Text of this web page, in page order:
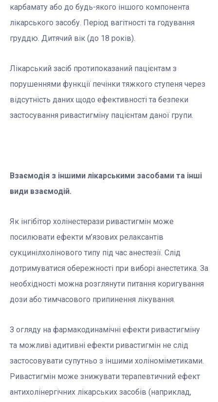
карбамату або до будь-якого іншого компонента
лікарського засобу. Період вагітності та годування
груддю. Дитячий вік (до 18 років).
Лікарський засіб протипоказаний пацієнтам з
порушеннями функції печінки тяжкого ступеня через
відсутність даних щодо ефективності та безпеки
застосування ривастигміну пацієнтам даної групи.
Взаємодія з іншими лікарськими засобами та інші
види взаємодій.
Як інгібітор холінестерази ривастигмін може
посилювати ефекти м’язових релаксантів
сукцинілхолінового типу під час анестезії. Слід
дотримуватися обережності при виборі анестетика. За
необхідності можна розглянути питання коригування
дози або тимчасового припинення лікування.
З огляду на фармакодинамічні ефекти ривастигміну
та можливі адитивні ефекти ривастигмін не слід
застосовувати супутньо з іншими холіноміметиками.
Ривастигмін може знижувати терапевтичний ефект
антихолінергічних лікарських засобів (наприклад,